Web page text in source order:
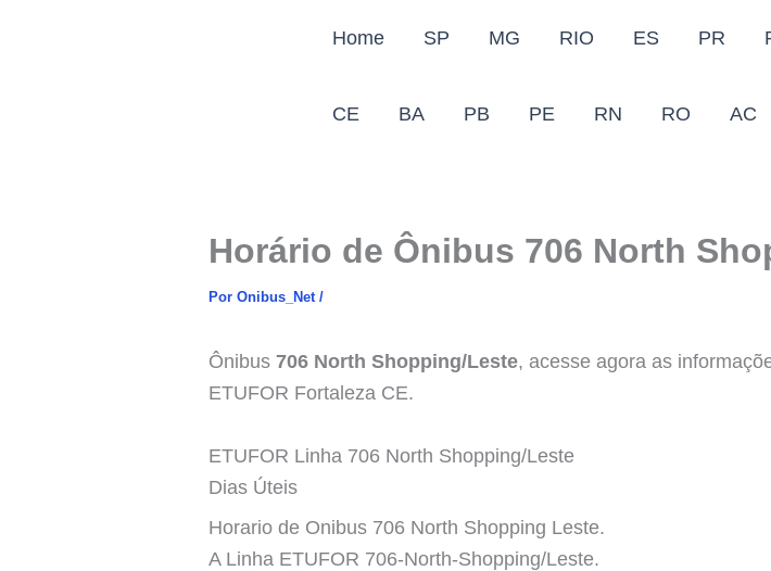
Home SP MG RIO ES PR
CE BA PB PE RN RO AC
Horário de Ônibus 706 North
Por Onibus_Net /
Ônibus 706 North Shopping/Leste, acesse agora as
ETUFOR Fortaleza CE.
ETUFOR Linha 706 North Shopping/Leste
Dias Úteis
Horario de Onibus 706 North Shopping Leste.
A Linha ETUFOR 706-North-Shopping/Leste.